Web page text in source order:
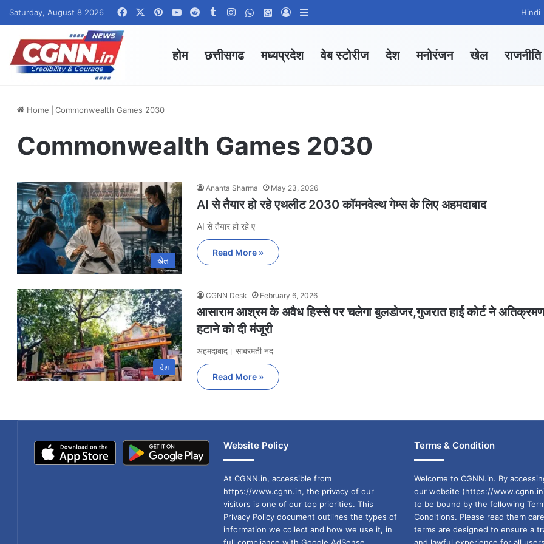
Saturday, August 8 2026 FacebookPinterestYouTubeRedditTumblrInstagramWhatsApp Channel
WhatsApp Group
Log In Hindi
होम छत्तीसगढ मध्यप्रदेश वेब स्टोरीज देश मनोरंजन खेल राजनीति
Home Commonwealth Games 2030
Commonwealth Games 2030
खेल
Ananta Sharma May 23, 2026
AI से तैयार हो रहे एथलीट 2030 कॉमनवेल्थ गेम्स के लिए अहमदाबाद
AI से तैयार हो रहे ए
Read More »
देश
CGNN Desk February 6, 2026
आसाराम आश्रम के अवैध हिस्से पर चलेगा बुलडोजर,गुजरात हाई कोर्ट ने
हटाने को दी मंजूरी
अहमदाबाद। साबरमती नद
Read More »
Website Policy
At CGNN.in, accessible from
https://www.cgnn.in, the privacy of our
visitors is one of our top priorities. This
Privacy Policy document outlines the types of
information we collect and how we use it, in
full compliance with Google AdSense
Terms & Condition
Welcome to CGNN.in. By
our website (https://
to be bound by the following
Conditions. Please read them
terms are designed to ensure a
and lawful experience for all